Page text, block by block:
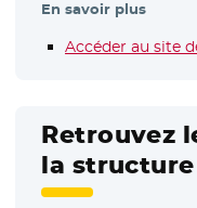
En savoir plus
Accéder au site
Retrouvez
la structure